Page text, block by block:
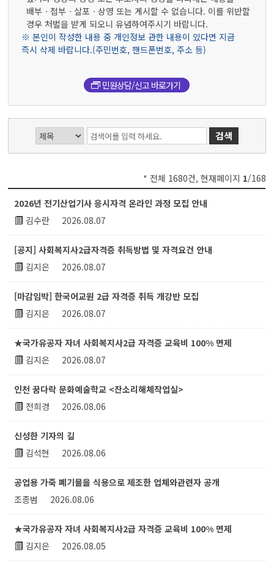
배부ㆍ첩부ㆍ살포ㆍ상영 또는 게시할 수 없습니다. 이를 위반할
경우 처벌을 받게 되오니 유념하여주시기 바랍니다.
※ 본인이 작성한 내용 중 개인정보 관한 내용이 있다면 지금
즉시 삭제 바랍니다.(주민번호, 핸드폰번호, 주소 등)
민원상담/신고 바로가기
* 전체 1680건, 현재페이지 1/168
2026년 전기산업기사 응시자격 온라인 과정 모집 안내
김수란
2026.08.07
[공지] 사회복지사2급자격증 취득방법 및 자격요건 안내
김지은
2026.08.07
[마감임박] 한국어교원 2급 자격증 취득 개강반 모집
김지은
2026.08.07
★국가유공자 자녀 사회복지사2급 자격증 교육비 100% 면제
김지은
2026.08.07
인천 꿈다락 문화예술학교 <잔소리해체작업실>
전희경
2026.08.06
신성한 기자의 길
김석현
2026.08.06
공업용 가죽 폐기물을 식용으로 제조한 업체와관련자 공개
조종범
2026.08.06
★국가유공자 자녀 사회복지사2급 자격증 교육비 100% 면제
김지은
2026.08.05